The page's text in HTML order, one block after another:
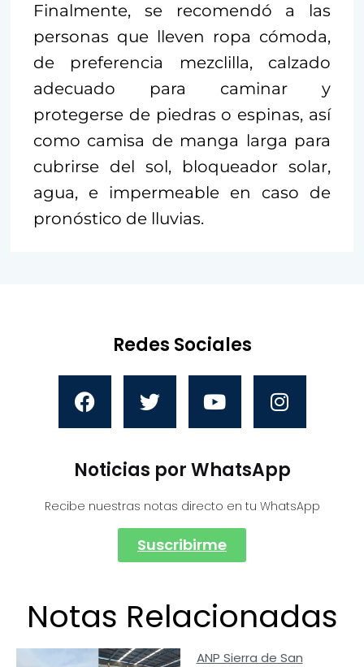
Finalmente, se recomendó a las
personas que lleven ropa cómoda,
de preferencia mezclilla, calzado
adecuado para caminar y
protegerse de piedras o espinas, así
como camisa de manga larga para
cubrirse del sol, bloqueador solar,
agua, e impermeable en caso de
pronóstico de lluvias.
Redes Sociales
Noticias por WhatsApp
Recibe nuestras notas directo en tu WhatsApp
Suscribirme
Notas Relacionadas
ANP Sierra de San